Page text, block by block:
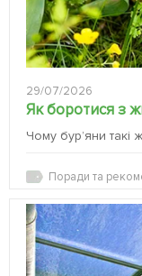
29/07/2026
Як боротися з
Чому бур’яни такі
Поради та